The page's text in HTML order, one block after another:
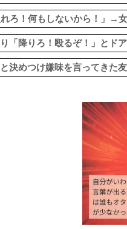
ろ！何もしないから！」→
「降りろ！殴るぞ！」とド
決めつけ嫌味を言ってきた